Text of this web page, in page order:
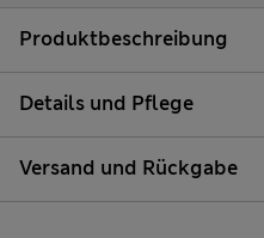
Produktbeschreibung
Details und Pflege
Versand und Rückgabe